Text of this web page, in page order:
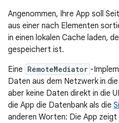
Angenommen, Ihre App soll
aus einer nach Elementen
in einen lokalen Cache laden,
gespeichert ist.
Eine RemoteMediator -
Daten aus dem Netzwerk in
aber keine Daten direkt in die
die App die Datenbank als die
anderen Worten: Die App